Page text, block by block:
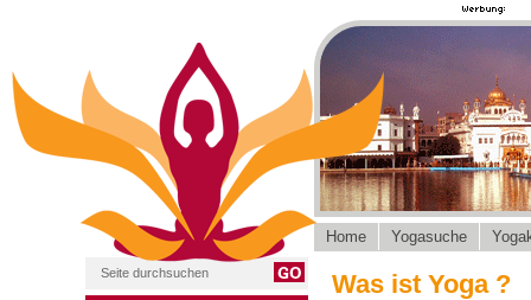
Home Yogasuche
Was ist Yoga ?